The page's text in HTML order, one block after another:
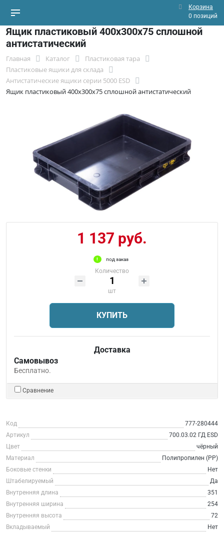
Корзина
0 позиций
Ящик пластиковый 400х300х75 сплошной
антистатический
Главная Каталог
Пластиковая тара
Пластиковые ящики для склада
Антистатические ящики серии 5000 ESD
Ящик пластиковый 400х300х75 сплошной антистатический
1 137 руб.
под заказ
Количество
шт
КУПИТЬ
Доставка
Самовывоз
Бесплатно.
Сравнение
Код
777-280444
Артикул
700.03.02 ГД ESD
Цвет
чёрный
Материал
Полипропилен (PP)
Боковые стенки
Нет
Штабелируемый
Да
Внутренняя длина
351
Внутренняя ширина
254
Внутренняя высота
72
Вкладываемый
Нет